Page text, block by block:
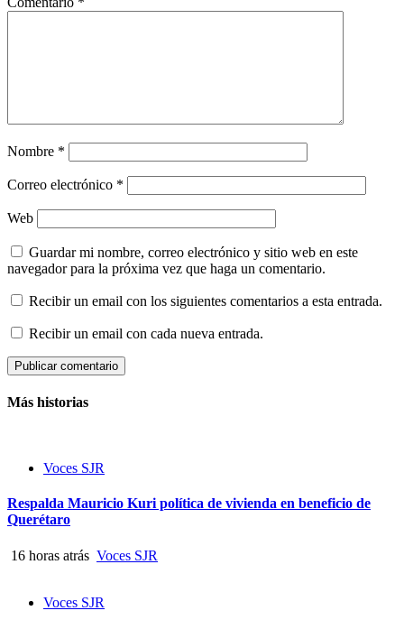
Nombre *
Correo electrónico *
Web
Guardar mi nombre, correo electrónico y sitio web en este
navegador para la próxima vez que haga un comentario.
Recibir un email con los siguientes comentarios a esta entrada.
Recibir un email con cada nueva entrada.
Más historias
Voces SJR
Respalda Mauricio Kuri política de vivienda en beneficio de
Querétaro
16 horas atrás Voces SJR
Voces SJR